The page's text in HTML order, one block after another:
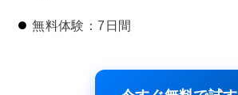
無料体験：7日間